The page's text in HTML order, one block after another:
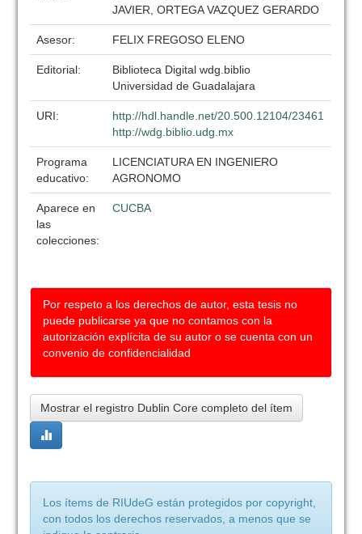
JAVIER, ORTEGA VAZQUEZ GERARDO
Asesor: FELIX FREGOSO ELENO
Editorial:
Biblioteca Digital wdg.biblio
Universidad de Guadalajara
URI:
http://hdl.handle.net/20.500.12104/23461
http://wdg.biblio.udg.mx
Programa
educativo:
LICENCIATURA EN INGENIERO
AGRONOMO
Aparece en
las
colecciones:
CUCBA
Por respeto a los derechos de autor, esta tesis no
puede publicarse ya que no contamos con la
autorización explícita de su autor o se cuenta con un
convenio de confidencialidad
Mostrar el registro Dublin Core completo del ítem
Los ítems de RIUdeG están protegidos por copyright,
con todos los derechos reservados, a menos que se